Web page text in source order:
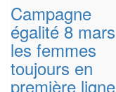
Campagne
égalité 8 mars
les femmes
toujours en
première ligne